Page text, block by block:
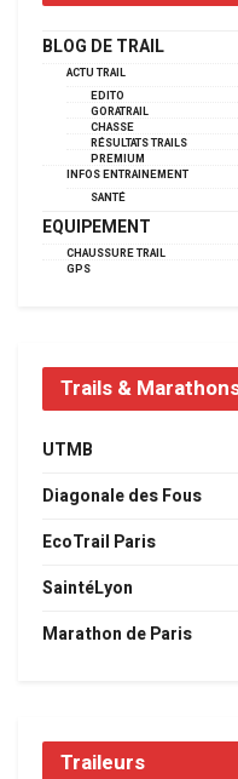
BLOG DE TRAIL
ACTU TRAIL
EDITO
GORATRAIL
CHASSE
RÉSULTATS TRAILS
PREMIUM
INFOS ENTRAINEMENT
SANTÉ
EQUIPEMENT
CHAUSSURE TRAIL
GPS
Trails &
UTMB
Diagonale des Fous
EcoTrail Paris
SaintéLyon
Marathon de Paris
Traileurs